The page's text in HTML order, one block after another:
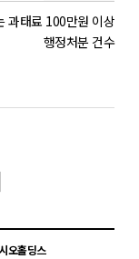
과태료 100만원 이상
행정처분 건수
오홀딩스